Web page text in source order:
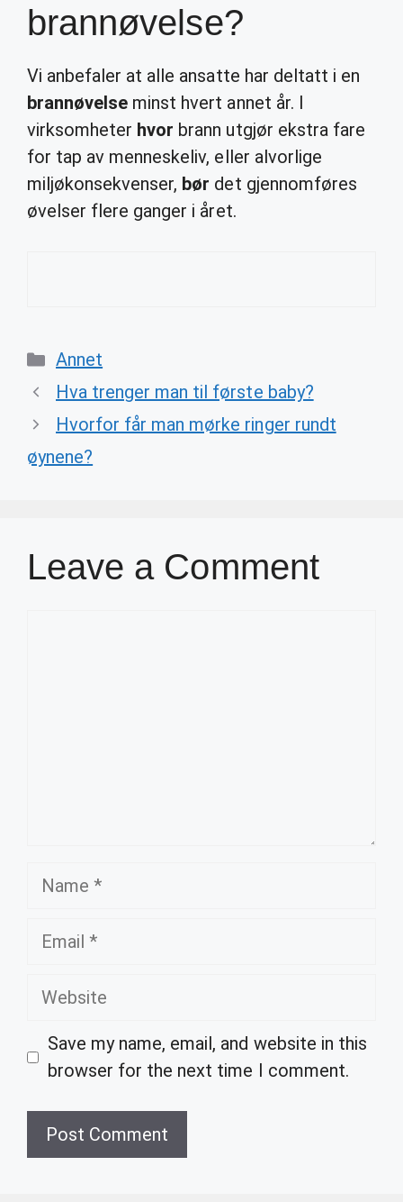
brannøvelse?
Vi anbefaler at alle ansatte har deltatt i en
brannøvelse minst hvert annet år. I
virksomheter hvor brann utgjør ekstra fare
for tap av menneskeliv, eller alvorlige
miljøkonsekvenser, bør det gjennomføres
øvelser flere ganger i året.
Categories
Annet
Hva trenger man til første baby?
Hvorfor får man mørke ringer rundt
øynene?
Leave a Comment
Name
Email
Website
Save my name, email, and website in this
browser for the next time I comment.